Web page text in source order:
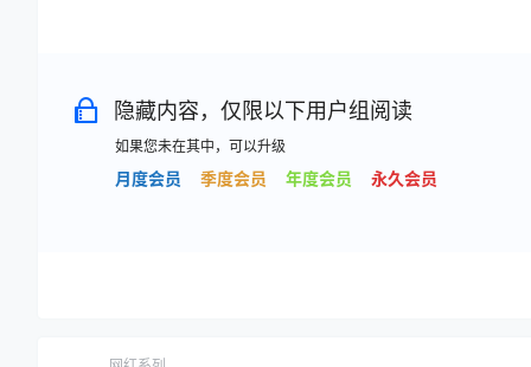
隐藏内容，仅限以下用户组阅读
如果您未在其中，可以升级
月度会员 季度会员 年度会员 永久会员